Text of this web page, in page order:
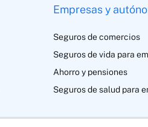
Empresas y
Seguros de comercios
Seguros de vida para
Ahorro y pensiones
Seguros de salud para